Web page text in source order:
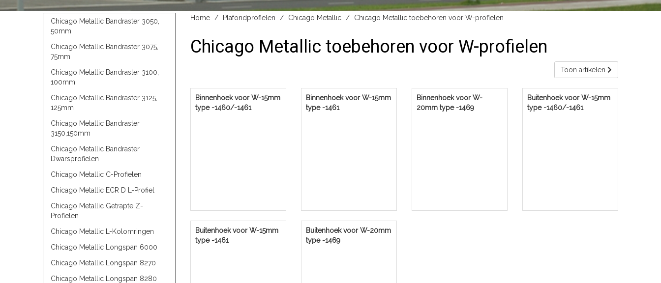
Home Plafondprofielen Chicago Metallic Chicago Metallic toebehoren voor W-profielen
Chicago Metallic toebehoren voor W-profielen
Toon artikelen
Binnenhoek voor W-15mm
type -1460/-1461
Binnenhoek voor W-15mm
type -1461
Binnenhoek voor W-
20mm type -1469
Buitenhoek voor W-15mm
type -1460/-1461
Buitenhoek voor W-15mm
type -1461
Buitenhoek voor W-20mm
type -1469
Chicago Metallic Bandraster 3050,
50mm
Chicago Metallic Bandraster 3075,
75mm
Chicago Metallic Bandraster 3100,
100mm
Chicago Metallic Bandraster 3125,
125mm
Chicago Metallic Bandraster
3150,150mm
Chicago Metallic Bandraster
Dwarsprofielen
Chicago Metallic C-Profielen
Chicago Metallic ECR D L-Profiel
Chicago Metallic Getrapte Z-
Profielen
Chicago Metallic L-Kolomringen
Chicago Metallic Longspan 6000
Chicago Metallic Longspan 8270
Chicago Metallic Longspan 8280